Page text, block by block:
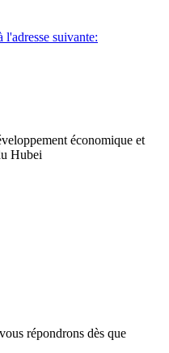
suivante:
économique et
Hubei
répondrons dès que